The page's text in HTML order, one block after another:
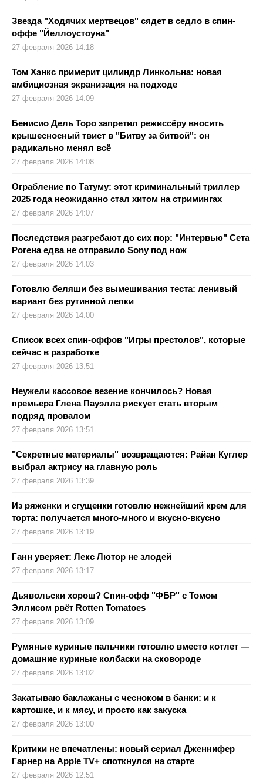
Звезда "Ходячих мертвецов" сядет в седло в спин-
оффе "Йеллоустоуна"
27 февраля 2026 14:18
Том Хэнкс примерит цилиндр Линкольна: новая
амбициозная экранизация на подходе
27 февраля 2026 14:09
Бенисио Дель Торо запретил режиссёру вносить
крышесносный твист в "Битву за битвой": он
радикально менял всё
27 февраля 2026 14:08
Ограбление по Татуму: этот криминальный триллер
2025 года неожиданно стал хитом на стримингах
27 февраля 2026 14:07
Последствия разгребают до сих пор: "Интервью" Сета
Рогена едва не отправило Sony под нож
27 февраля 2026 14:03
Готовлю беляши без вымешивания теста: ленивый
вариант без рутинной лепки
27 февраля 2026 14:00
Список всех спин-оффов "Игры престолов", которые
сейчас в разработке
27 февраля 2026 13:51
Неужели кассовое везение кончилось? Новая
премьера Глена Пауэлла рискует стать вторым
подряд провалом
27 февраля 2026 13:51
"Секретные материалы" возвращаются: Райан Куглер
выбрал актрису на главную роль
27 февраля 2026 13:39
Из ряженки и сгущенки готовлю нежнейший крем для
торта: получается много-много и вкусно-вкусно
27 февраля 2026 13:19
Ганн уверяет: Лекс Лютор не злодей
27 февраля 2026 13:17
Дьявольски хорош? Спин-офф "ФБР" с Томом
Эллисом рвёт Rotten Tomatoes
27 февраля 2026 13:09
Румяные куриные пальчики готовлю вместо котлет —
домашние куриные колбаски на сковороде
27 февраля 2026 13:02
Закатываю баклажаны с чесноком в банки: и к
картошке, и к мясу, и просто как закуска
27 февраля 2026 13:00
Критики не впечатлены: новый сериал Дженнифер
Гарнер на Apple TV+ споткнулся на старте
27 февраля 2026 12:51